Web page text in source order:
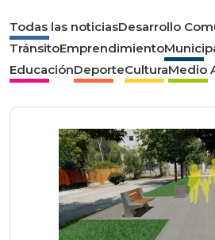
Todas las noticiasDesarrollo
TránsitoEmprendimiento
EducaciónDeporteCulturaMedio